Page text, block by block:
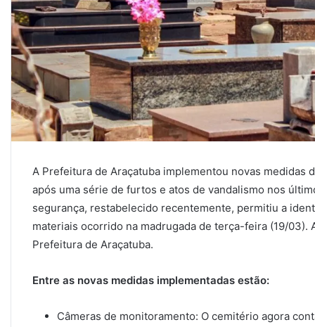
A Prefeitura de Araçatuba implementou novas medidas
após uma série de furtos e atos de vandalismo nos
segurança, restabelecido recentemente, permitiu a
materiais ocorrido na madrugada de terça-feira (19/03).
Prefeitura de Araçatuba.
Entre as novas medidas implementadas estão:
Câmeras de monitoramento: O cemitério agora